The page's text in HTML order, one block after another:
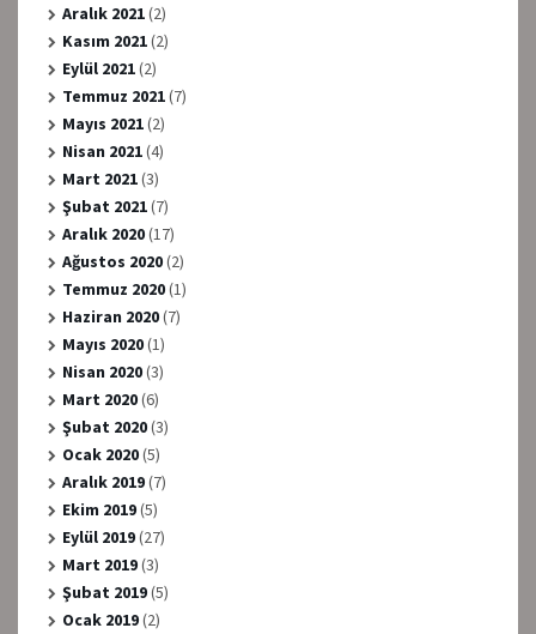
Aralık 2021(2)
Kasım 2021(2)
Eylül 2021(2)
Temmuz 2021(7)
Mayıs 2021(2)
Nisan 2021(4)
Mart 2021(3)
Şubat 2021(7)
Aralık 2020(17)
Ağustos 2020(2)
Temmuz 2020(1)
Haziran 2020(7)
Mayıs 2020(1)
Nisan 2020(3)
Mart 2020(6)
Şubat 2020(3)
Ocak 2020(5)
Aralık 2019(7)
Ekim 2019(5)
Eylül 2019(27)
Mart 2019(3)
Şubat 2019(5)
Ocak 2019(2)